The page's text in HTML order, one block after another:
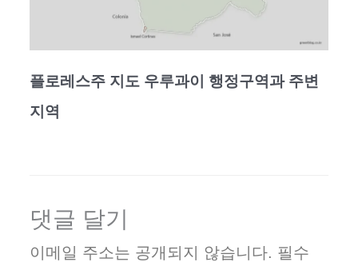
플로레스주 지도 우루과이 행정구역과 주변
지역
댓글 달기
이메일 주소는 공개되지 않습니다. 필수